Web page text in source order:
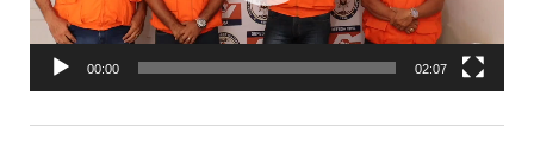
00:00 02:07